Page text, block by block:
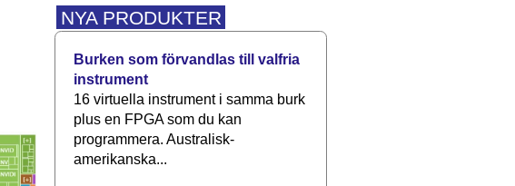
NYA PRODUKTER
Burken som förvandlas till valfria
instrument
16 virtuella instrument i samma burk
plus en FPGA som du kan
programmera. Australisk-
amerikanska...